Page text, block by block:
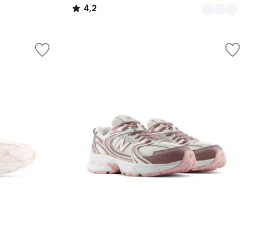
4,2
/